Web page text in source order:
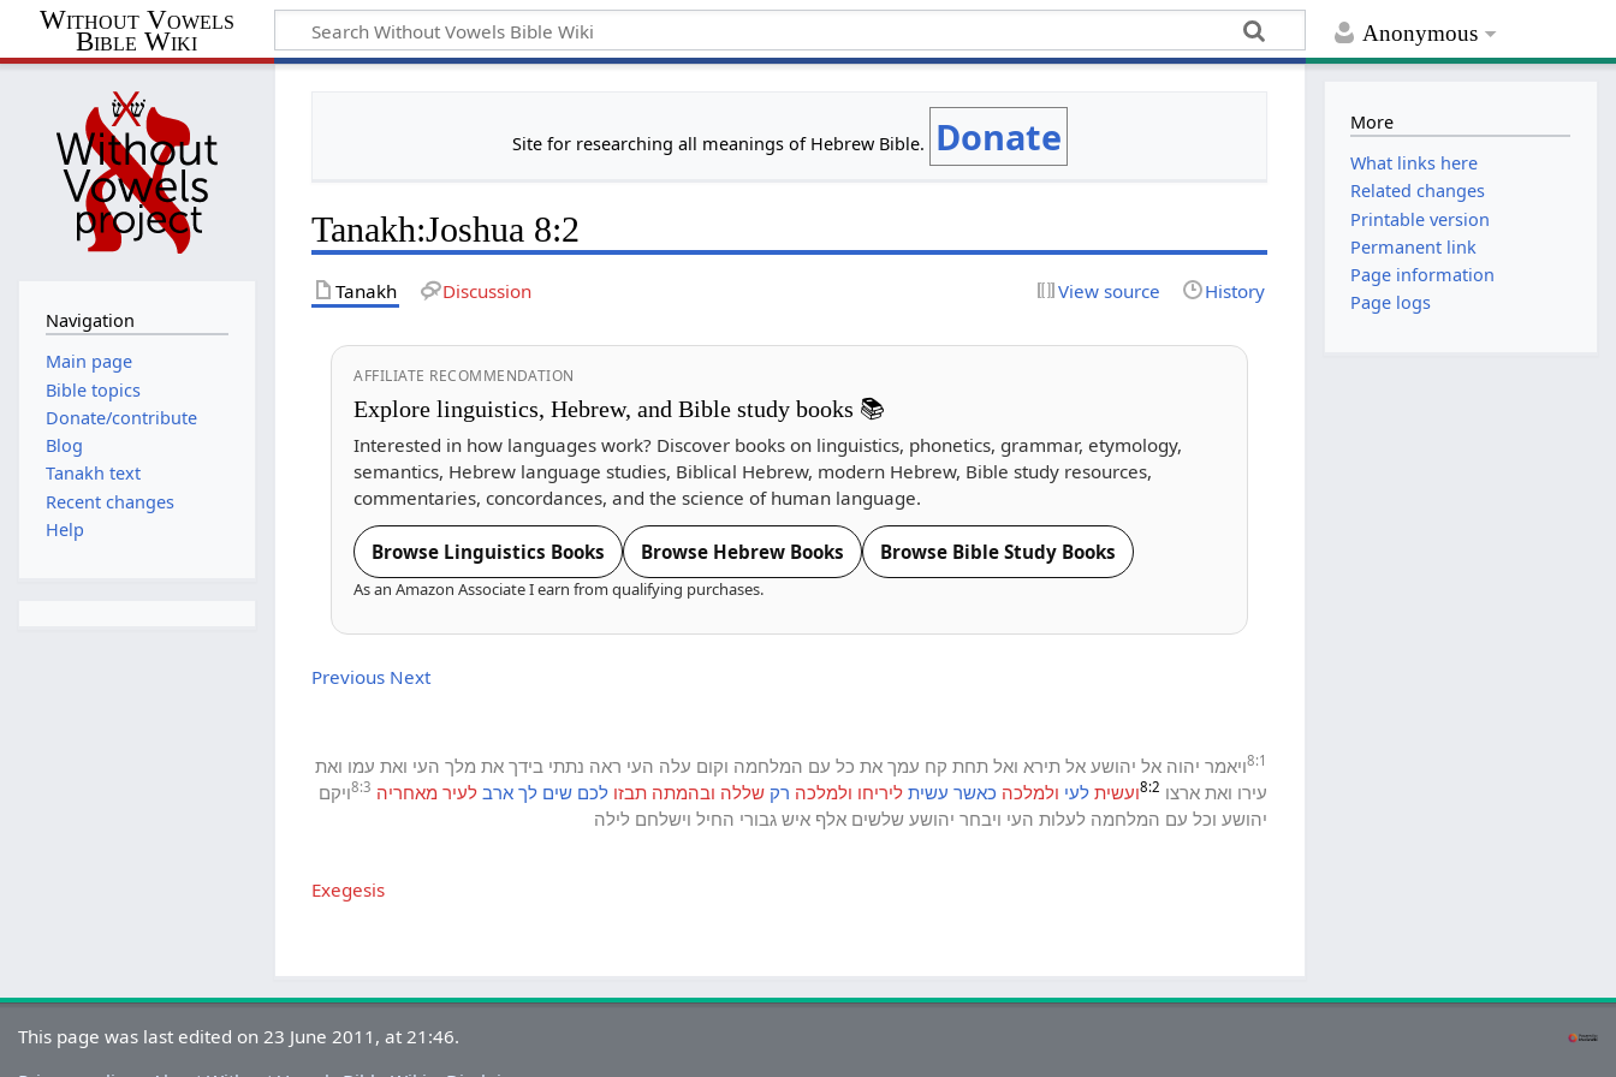
Anonymous
Without Vowels
Bible Wiki
Site for researching all meanings of Hebrew Bible. Donate
Tanakh:Joshua 8:2
Tanakh Discussion View source History
AFFILIATE RECOMMENDATION
Explore linguistics, Hebrew, and Bible study books 📚
Interested in how languages work? Discover books on linguistics, phonetics, grammar, etymology,
semantics, Hebrew language studies, Biblical Hebrew, modern Hebrew, Bible study resources,
commentaries, concordances, and the science of human language.
Browse Linguistics Books Browse Hebrew Books Browse Bible Study Books
As an Amazon Associate I earn from qualifying purchases.
Previous Next
8:1ויאמר יהוה אל יהושע אל תירא ואל תחת קח עמך את כל עם המלחמה וקום עלה העי ראה נתתי בידך את מלך העי ואת עמו ואת
עירו ואת ארצו 8:2ועשית לעי ולמלכה כאשר עשית ליריחו ולמלכה רק שללה ובהמתה תבזו לכם שים לך ארב לעיר מאחריה 8:3ויקם
יהושע וכל עם המלחמה לעלות העי ויבחר יהושע שלשים אלף איש גבורי החיל וישלחם לילה
Exegesis
Navigation
Main page
Bible topics
Donate/contribute
Blog
Tanakh text
Recent changes
Help
More
What links here
Related changes
Printable version
Permanent link
Page information
Page logs
This page was last edited on 23 June 2011, at 21:46.